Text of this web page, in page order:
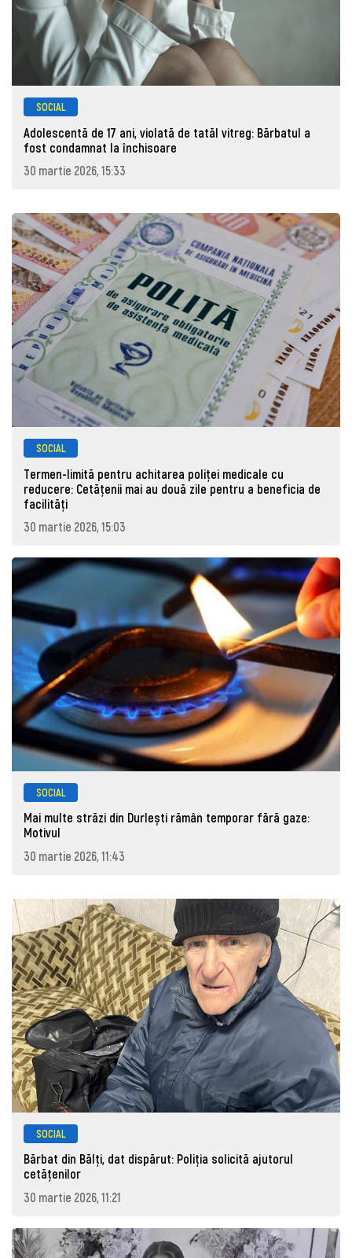
SOCIAL
Adolescentă de 17 ani, violată de tatăl vitreg: Bărbatul a
fost condamnat la închisoare
30 martie 2026, 15:33
SOCIAL
Termen-limită pentru achitarea poliței medicale cu
reducere: Cetățenii mai au două zile pentru a beneficia de
facilități
30 martie 2026, 15:03
SOCIAL
Mai multe străzi din Durlești rămân temporar fără gaze:
Motivul
30 martie 2026, 11:43
SOCIAL
Bărbat din Bălți, dat dispărut: Poliţia solicită ajutorul
cetăţenilor
30 martie 2026, 11:21